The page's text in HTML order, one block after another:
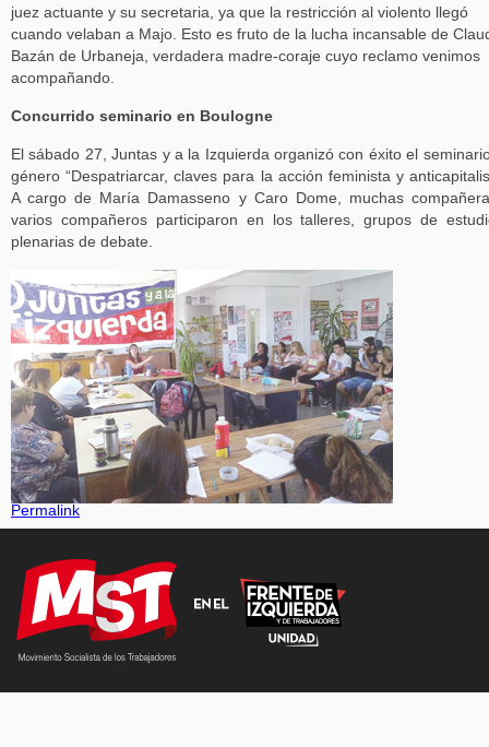
juez actuante y su secretaria, ya que la restricción al violento llegó
cuando velaban a Majo. Esto es fruto de la lucha incansable de
Bazán de Urbaneja, verdadera madre-coraje cuyo reclamo venimos
acompañando.
Concurrido seminario en Boulogne
El sábado 27, Juntas y a la Izquierda organizó con éxito el
género “Despatriarcar, claves para la acción feminista y
A cargo de María Damasseno y Caro Dome, muchas
varios compañeros participaron en los talleres, grupos de
plenarias de debate.
Permalink